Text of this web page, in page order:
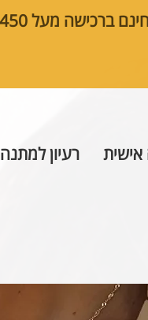
מעל 450 ש"ח*
רעיון למתנה